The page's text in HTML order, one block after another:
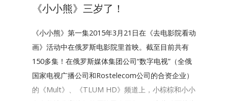
《小小熊》三岁了！
《小小熊》第一集2015年3月21日在《去电影院看动
画》活动中在俄罗斯电影院里首映。截至目前共有
150多集！在俄罗斯媒体集团公司“数字电视”（全俄
国家电视广播公司和Rostelecom公司的合资企业）
的《Mult》、《TLUM HD》频道上，小棕棕和小小